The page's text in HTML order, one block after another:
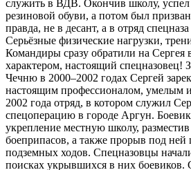
служить в ВДВ. Окончив школу, успел
резиновой обуви, а потом был
правда, не в десант, а в отряд
Серьёзные физические нагрузки,
Командиры сразу обратили на
характером, настоящий спецназовец!
Чечню в 2000–2002 годах Сергей
настоящим профессионалом, умелым
2002 года отряд, в котором служил
спецоперацию в городе Аргун.
укрепление местную школу,
боеприпасов, а также прорыв под ней
подземных ходов. Спецназовцы
поисках укрывшихся в них